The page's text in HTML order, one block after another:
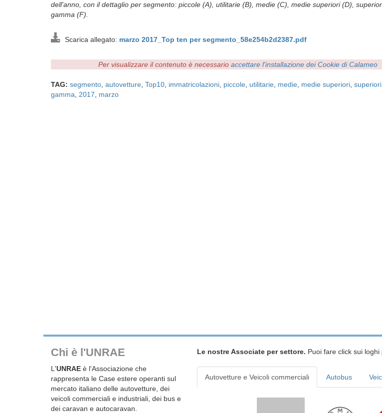
dell'anno, con il dettaglio per segmento: piccole (A), utilitarie (B), medie (C), medie superiori (D),
gamma (F).
Scarica allegato: marzo 2017_Top ten per segmento_58e254b2d2387.pdf
Per visualizzare il contenuto è necessario accettare l'installazione dei Cookie di Calameo
TAG: segmento autovetture Top10 immatricolazioni piccole utilitarie medie medie superiori superiori
gamma
2017 marzo
Chi è l'UNRAE
L'UNRAE è l'Associazione che
rappresenta le Case estere operanti sul
mercato italiano delle autovetture, dei
veicoli commerciali e industriali, dei bus e
dei caravan e autocaravan.
Le nostre Associate per settore. Puoi fare click sui
Autovetture e Veicoli commerciali Autobus